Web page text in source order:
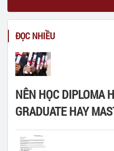
ĐỌC NHIỀU
NÊN HỌC DIPLOMA
GRADUATE HAY